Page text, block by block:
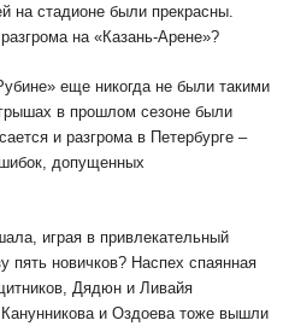
на стадионе были прекрасны.
на «Казань-Арене»?
еще никогда не были такими
в прошлом сезоне были
и разгрома в Петербурге –
допущенных
играя в привлекательный
пять новичков? Наспех спаянная
Дядюн и Ливайя
и Оздоева тоже вышли